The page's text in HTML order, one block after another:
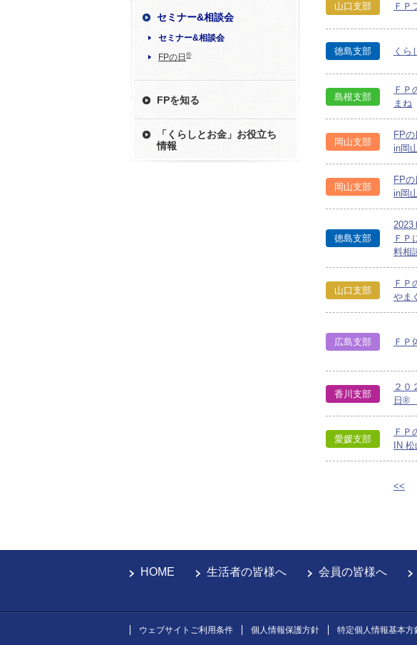
セミナー&相談会
セミナー&相談会
FPの日 ®
FPを知る
「くらしとお金」お役立ち
情報
山口支部 ＦＰ
徳島支部 くら
島根支部
ＦＰ
まね
岡山支部
FP
in岡
岡山支部
FP
in岡
徳島支部
2023
ＦＰ
料相
山口支部
ＦＰ
やま
広島支部 ＦＰ
香川支部
２０
日®
愛媛支部
Ｆ
IN
<<
HOME 生活者の皆様へ 会員の皆様へ
ウェブサイトご利用条件 個人情報保護方針 特定個人情報基本方